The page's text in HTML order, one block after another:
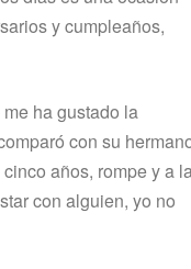
y cumpleaños,
ha gustado la
con su
años, rompe y a
con alguien, yo no